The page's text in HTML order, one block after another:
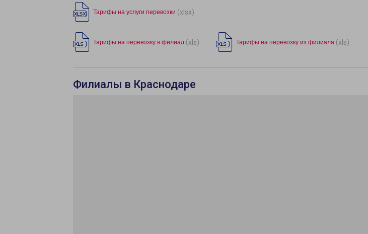
Тарифы на услуги перевозки (xlsx)
Тарифы на перевозку в филиал (xls) Тарифы на перевозку из филиала (xls)
Филиалы в Краснодаре